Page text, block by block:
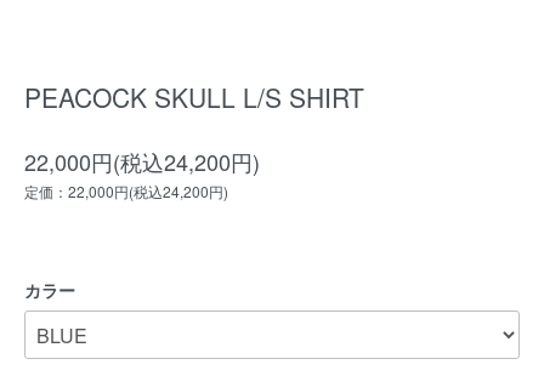
PEACOCK SKULL L/S SHIRT
22,000円(税込24,200円)
定価：22,000円(税込24,200円)
カラー